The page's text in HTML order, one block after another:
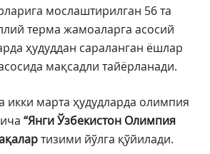
мослаштирилган 56 та
терма жамоаларга асосий
ҳудуддан сараланган ёшлар
мақсадли тайёрланади.
икки марта ҳудудларда олимпия
“Янги Ўзбекистон Олимпия
тизими йўлга қўйилади.